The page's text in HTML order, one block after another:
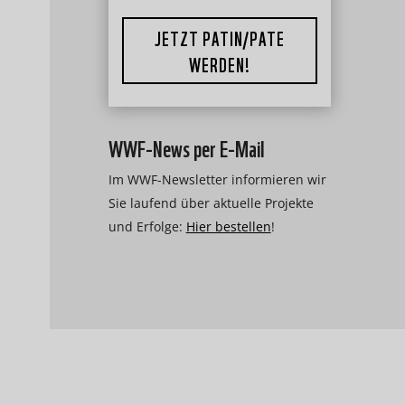
JETZT PATIN/PATE
WERDEN!
WWF-News per E-Mail
Im WWF-Newsletter informieren wir
Sie laufend über aktuelle Projekte
und Erfolge: Hier bestellen!